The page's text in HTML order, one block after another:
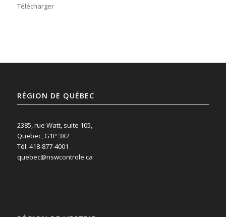
Télécharger
RÉGION DE QUÉBEC
2385, rue Watt, suite 105,
Quebec, G1P 3X2
Tél: 418-877-4001
quebec@nswcontrole.ca